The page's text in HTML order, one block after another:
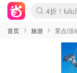
Boticinal
4折！lulu
还没结束
Joybuy变
速领！
疑似霸哥
Zalando
Moncler
Coach
首页 旅游 景点/活